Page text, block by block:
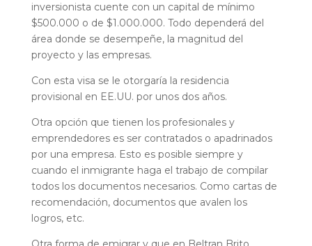
inversionista cuente con un capital de mínimo
$500.000 o de $1.000.000. Todo dependerá del
área donde se desempeñe, la magnitud del
proyecto y las empresas.
Con esta visa se le otorgaría la residencia
provisional en EE.UU. por unos dos años.
Otra opción que tienen los profesionales y
emprendedores es ser contratados o apadrinados
por una empresa. Esto es posible siempre y
cuando el inmigrante haga el trabajo de compilar
todos los documentos necesarios. Como cartas de
recomendación, documentos que avalen los
logros, etc.